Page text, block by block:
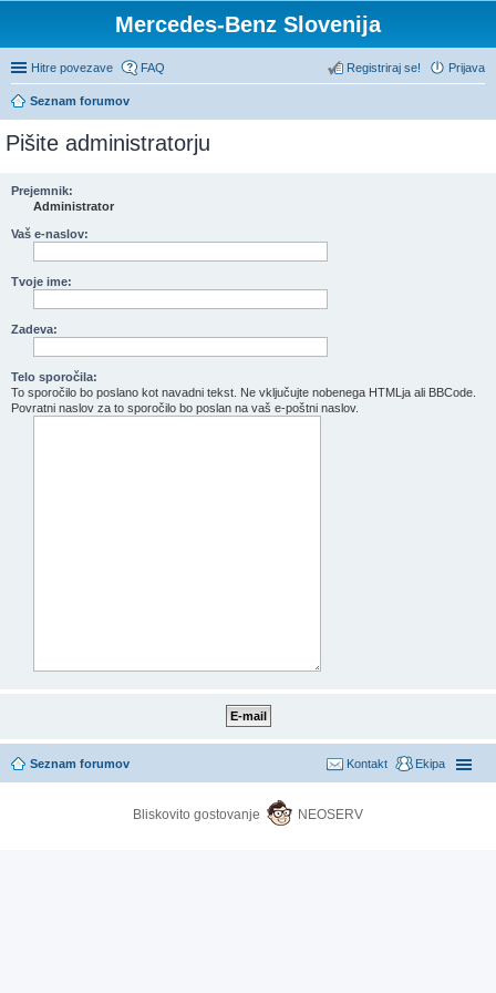
Mercedes-Benz Slovenija
Hitre povezave FAQ Prijava
Registriraj se!
Seznam forumov
Pišite administratorju
Prejemnik:
Administrator
Vaš e-naslov:
Tvoje ime:
Zadeva:
Telo sporočila:
To sporočilo bo poslano kot navadni tekst. Ne vključujte nobenega HTMLja ali BBCode.
Povratni naslov za to sporočilo bo poslan na vaš e-poštni naslov.
Seznam forumov Ekipa
Kontakt
Bliskovito gostovanje NEOSERV